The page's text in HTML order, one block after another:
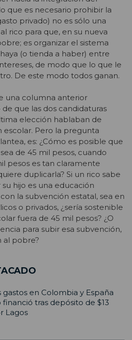
que es necesario prohibir la
privado) no es sólo una
rico para que, en su nueva
es organizar el sistema
(o tienda a haber) entre
de modo que lo que le
De este modo todos ganan.
una columna anterior
que las dos candidaturas
elección hablaban de
escolar. Pero la pregunta
es: ¿Cómo es posible que
de 45 mil pesos, cuando
pesos es tan claramente
duplicarla? Si un rico sabe
hijo es una educación
la subvención estatal, sea en
o privados, ¿sería sostenible
fuera de 45 mil pesos? ¿O
para subir esa subvención,
al pobre?
en Colombia y España
tras depósito de $13
Lagos